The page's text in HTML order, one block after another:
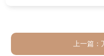
上一篇：